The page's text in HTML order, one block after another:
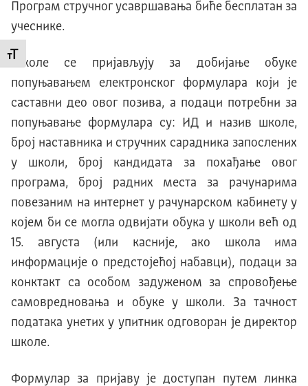
Промени величину слова
Програм стручног усавршавања биће бесплатан за
учеснике.
Школе се пријављују за добијање обуке
попуњавањем електронског формулара који је
саставни део овог позива, а подаци потребни за
попуњавање формулара су: ИД и назив школе,
број наставника и стручних сарадника запослених
у школи, број кандидата за похађање овог
програма, број радних места за рачунарима
повезаним на интернет у рачунарском кабинету у
којем би се могла одвијати обука у школи већ од
15. августа (или касније, ако школа има
информације о предстојећој набавци), подаци за
конктакт са особом задуженом за спровођење
самовредновања и обуке у школи. За тачност
података унетих у упитник одговоран је директор
школе.
Формулар за пријаву је доступан путем линка